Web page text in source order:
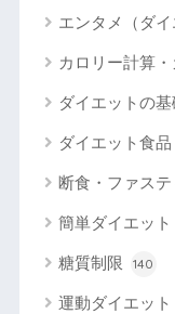
エンタメ（ダイ
カロリー計算
ダイエットの
ダイエット食品
断食・ファス
簡単ダイエット
糖質制限 140
運動ダイエット